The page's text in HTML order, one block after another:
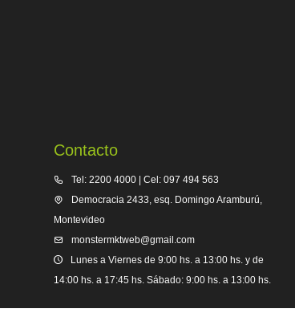
Contacto
Tel: 2200 4000 | Cel: 097 494 563
Democracia 2433, esq. Domingo Aramburú,
Montevideo
monstermktweb@gmail.com
Lunes a Viernes de 9:00 hs. a 13:00 hs. y de
14:00 hs. a 17:45 hs. Sábado: 9:00 hs. a 13:00 hs.